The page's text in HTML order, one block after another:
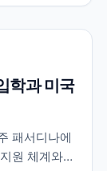
학과 미국
패서디나에
원 체계와